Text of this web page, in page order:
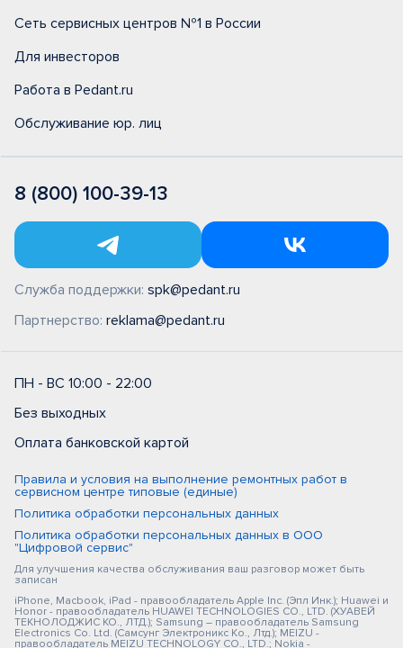
Сеть сервисных центров №1 в России
Для инвесторов
Работа в Pedant.ru
Обслуживание юр. лиц
8 (800) 100-39-13
Служба поддержки: spk@pedant.ru
Партнерство: reklama@pedant.ru
ПН - ВС 10:00 - 22:00
Без выходных
Оплата банковской картой
Правила и условия на выполнение ремонтных работ в
сервисном центре типовые (единые)
Политика обработки персональных данных
Политика обработки персональных данных в ООО
"Цифровой сервис"
Для улучшения качества обслуживания ваш разговор может быть
записан
iPhone, Macbook, iPad - правообладатель Apple Inc. (Эпл Инк.); Huawei и
Honor - правообладатель HUAWEI TECHNOLOGIES CO., LTD. (ХУАВЕЙ
ТЕКНОЛОДЖИС КО., ЛТД.); Samsung – правообладатель Samsung
Electronics Co. Ltd. (Самсунг Электроникс Ко., Лтд.); MEIZU -
правообладатель MEIZU TECHNOLOGY CO., LTD.; Nokia -